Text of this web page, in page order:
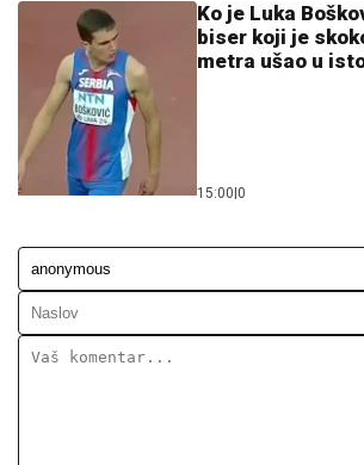
Ko je Luka
biser koji je
metra ušao u
15:00 0